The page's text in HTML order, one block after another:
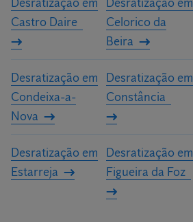
Castro Daire
Celorico da
Beira
Desratização em
Condeixa-a-
Nova
Desratização em
Constância
Desratização em
Estarreja
Desratização em
Figueira da Foz